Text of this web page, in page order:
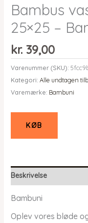
Bambus
25×25 –
kr.39,00
Varenummer (SKU):
Kategori: Alle undtagen
Varemærke: Bambuni
KØB
Beskrivelse
Bambuni
Oplev vores bløde